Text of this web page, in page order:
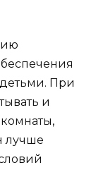
При
и
лучше